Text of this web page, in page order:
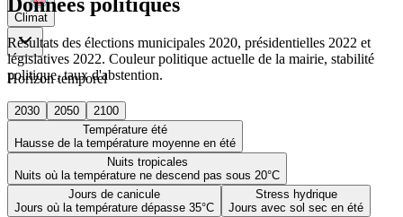
Climat
Horizon temporel
2030 2050
2100
Température été
Hausse de la température moyenne en été
Nuits tropicales
Nuits où la température ne descend pas sous 20°C
Jours de canicule
Jours où la température dépasse 35°C
Stress hydrique
Jours avec sol sec en été
Données politiques
Résultats des élections municipales 2020, présidentielles 2022 et
législatives 2022. Couleur politique actuelle de la mairie, stabilité
politique, taux d'abstention.